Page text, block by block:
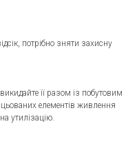
потрібно зняти захисну
її разом із побутовим
елементів живлення
утилізацію.